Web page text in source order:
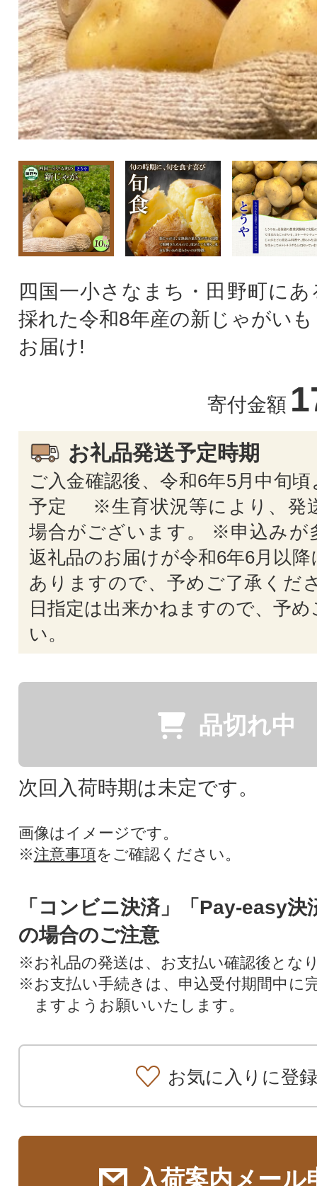
四国一小さなまち・田野町に
採れた令和8年産の新じゃがい
お届け!
寄付金額
お礼品発送予定時期
ご入金確認後、令和6年5月中旬
予定 ※生育状況等により、発
場合がございます。 ※申込みが
返礼品のお届けが令和6年6月以
ありますので、予めご了承くだ
日指定は出来かねますので、予
い。
品切れ中
次回入荷時期は未定です。
画像はイメージです。
※注意事項をご確認ください。
「コンビニ決済」「Pay-easy決
の場合のご注意
※お礼品の発送は、お支払い確認後とな
※お支払い手続きは、申込受付期間中に
ますようお願いいたします。
お気に入りに登録
入荷案内メール